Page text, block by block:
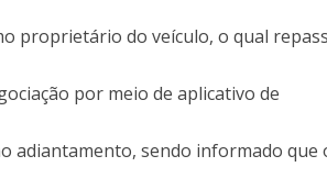
proprietário do veículo, o qual
por meio de aplicativo de
adiantamento, sendo informado que